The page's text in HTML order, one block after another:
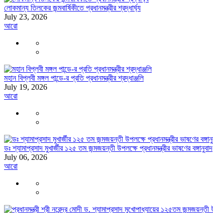
লোকমান্য তিলকের জন্মবার্ষিকীতে প্রধানমন্ত্রীর শ্রদ্ধার্ঘ্য
July 23, 2026
আরো
মহান বিপ্লবী মঙ্গল পান্ডে-র প্রতি প্রধানমন্ত্রীর শ্রদ্ধাঞ্জলি
July 19, 2026
আরো
ডঃ শ্যামাপ্রসাদ মুখার্জীর ১২৫ তম জন্মজয়ন্তী উপলক্ষে প্রধানমন্ত্রীর ভাষণের বঙ্গানুবাদ
July 06, 2026
আরো